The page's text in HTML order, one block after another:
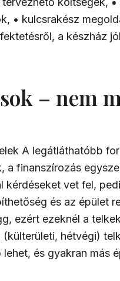
• kulcsrakész
a készház
– nem
A legátláthatóbb
a finanszírozás
kérdéseket vet fel,
és az épület
ezért ezeknél a
hétvégi)
és gyakran más